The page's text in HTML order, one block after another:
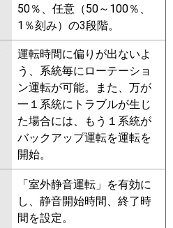
50％、任意（50～100％、
1％刻み）の3段階。
運転時間に偏りが出ないよ
う、系統毎にローテーショ
ン運転が可能。また、万が
一１系統にトラブルが生じ
た場合には、もう１系統が
バックアップ運転を運転を
開始。
「室外静音運転」を有効に
し、静音開始時間、終了時
間を設定。